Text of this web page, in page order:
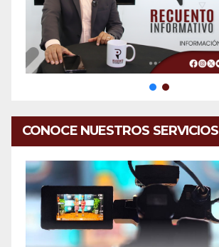
CONOCE NUESTROS SERVICIOS